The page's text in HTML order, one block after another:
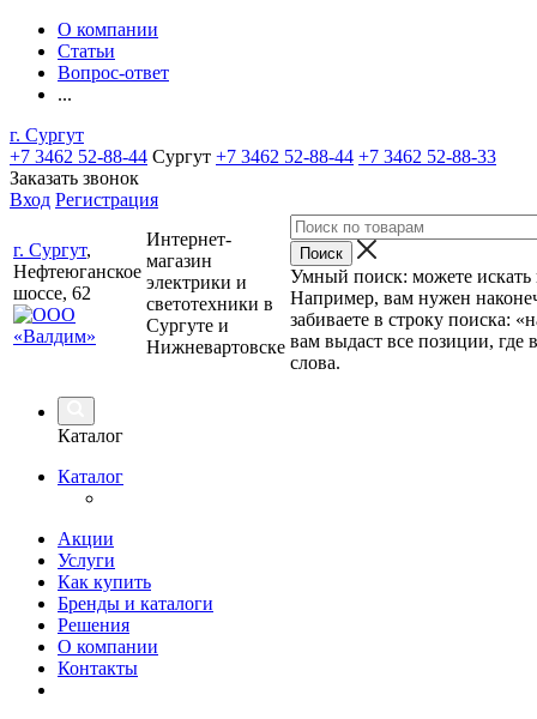
О компании
Статьи
Вопрос-ответ
...
г. Сургут
+7 3462 52-88-44 Сургут +7 3462 52-88-44 +7 3462 52-88-33
Заказать звонок
Вход Регистрация
г. Сургут,
Нефтеюганское
шоссе, 62
Интернет-
магазин
электрики и
светотехники в
Сургуте и
Нижневартовске
Умный поиск: можете искать
Например, вам нужен
забиваете в строку поиска:
вам выдаст все позиции, где
слова.
Каталог
Каталог
Акции
Услуги
Как купить
Бренды и каталоги
Решения
О компании
Контакты